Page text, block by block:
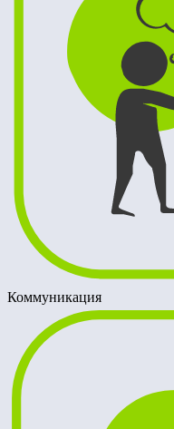
Коммуникация